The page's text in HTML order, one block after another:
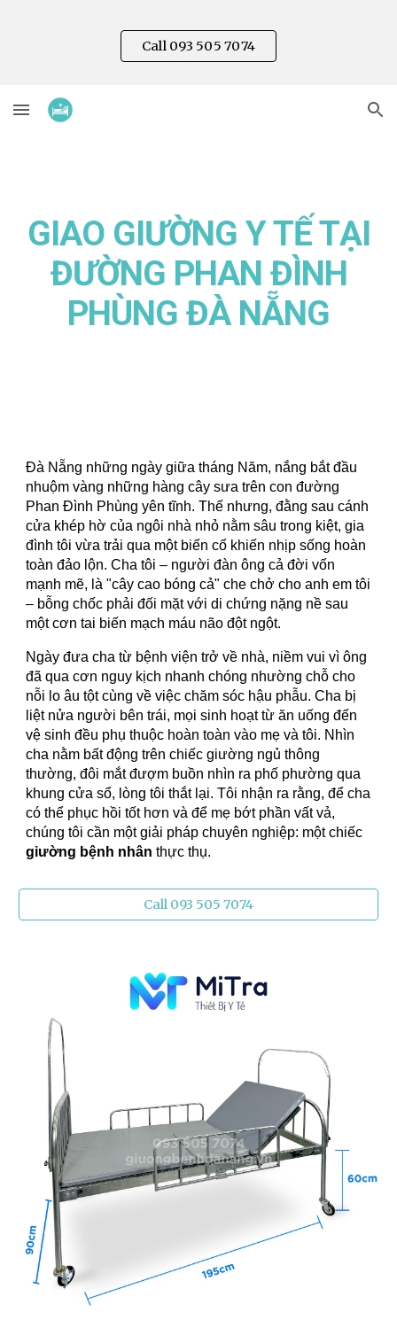
Skip to main content
Skip to navigation
Call 093 505 7074
GIAO GIƯỜNG Y TẾ TẠI
ĐƯỜNG PHAN ĐÌNH
PHÙNG ĐÀ NẴNG
Đà Nẵng những ngày giữa tháng Năm, nắng bắt đầu
nhuộm vàng những hàng cây sưa trên con đường
Phan Đình Phùng yên tĩnh. Thế nhưng, đằng sau cánh
cửa khép hờ của ngôi nhà nhỏ nằm sâu trong kiệt, gia
đình tôi vừa trải qua một biến cố khiến nhịp sống hoàn
toàn đảo lộn. Cha tôi – người đàn ông cả đời vốn
mạnh mẽ, là "cây cao bóng cả" che chở cho anh em tôi
– bỗng chốc phải đối mặt với di chứng nặng nề sau
một cơn tai biến mạch máu não đột ngột.
Ngày đưa cha từ bệnh viện trở về nhà, niềm vui vì ông
đã qua cơn nguy kịch nhanh chóng nhường chỗ cho
nỗi lo âu tột cùng về việc chăm sóc hậu phẫu. Cha bị
liệt nửa người bên trái, mọi sinh hoạt từ ăn uống đến
vệ sinh đều phụ thuộc hoàn toàn vào mẹ và tôi. Nhìn
cha nằm bất động trên chiếc giường ngủ thông
thường, đôi mắt đượm buồn nhìn ra phố phường qua
khung cửa sổ, lòng tôi thắt lại. Tôi nhận ra rằng, để cha
có thể phục hồi tốt hơn và để mẹ bớt phần vất vả,
chúng tôi cần một giải pháp chuyên nghiệp: một chiếc
giường bệnh nhân thực thụ.
Call 093 505 7074